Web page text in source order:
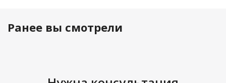
Ранее вы смотрели